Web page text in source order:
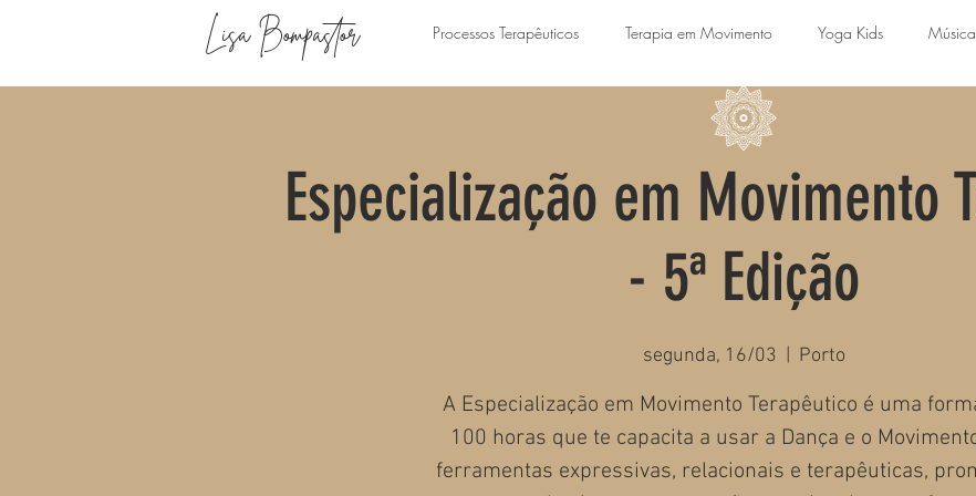
Processos Terapêuticos Terapia em Movimento Yoga Kids Música
Lisa Bompastor
Especialização em Movimento
- 5ª Edição
segunda, 16/03
  |
Porto
A Especialização em Movimento Terapêutico é uma
100 horas que te capacita a usar a Dança e o
ferramentas expressivas, relacionais e terapêuticas,